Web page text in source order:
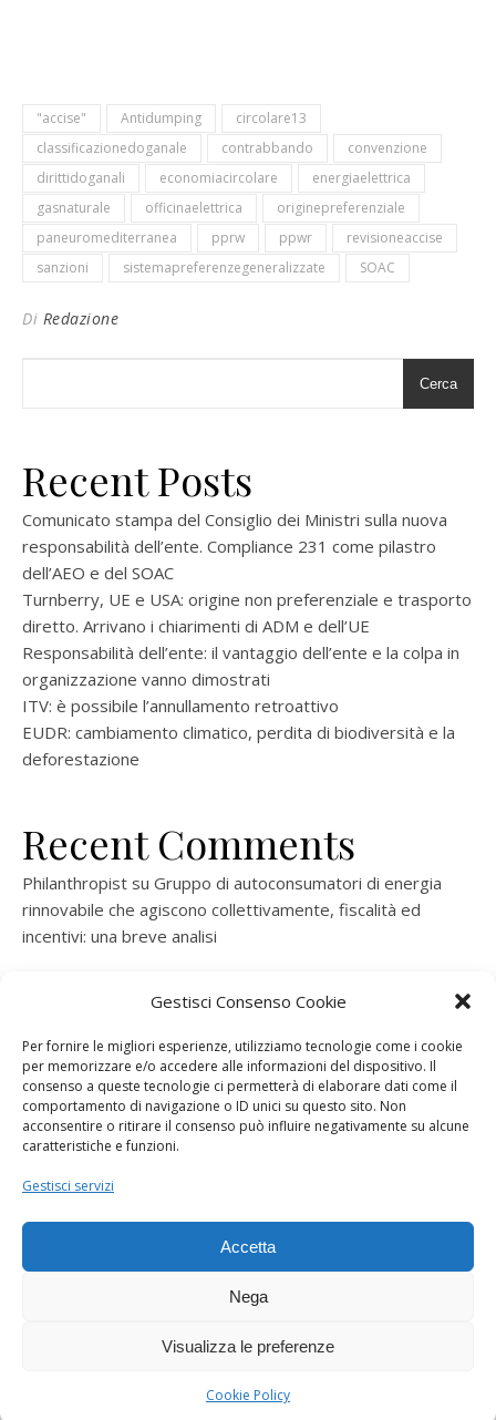
Gestisci Consenso Cookie
Per fornire le migliori esperienze, utilizziamo tecnologie come i cookie
per memorizzare e/o accedere alle informazioni del dispositivo. Il
consenso a queste tecnologie ci permetterà di elaborare dati come il
comportamento di navigazione o ID unici su questo sito. Non
acconsentire o ritirare il consenso può influire negativamente su alcune
caratteristiche e funzioni.
Gestisci servizi
Accetta
Nega
Visualizza le preferenze
Cookie Policy
"accise" Antidumping
circolare13
classificazionedoganale
contrabbando
convenzione
dirittidoganali
economiacircolare
energiaelettrica
gasnaturale
officinaelettrica
originepreferenziale
paneuromediterranea
pprw ppwr
revisioneaccise
sanzioni
sistemapreferenzegeneralizzate SOAC
Di Redazione
Cerca
Recent Posts
Comunicato stampa del Consiglio dei Ministri sulla nuova
responsabilità dell’ente. Compliance 231 come pilastro
dell’AEO e del SOAC
Turnberry, UE e USA: origine non preferenziale e trasporto
diretto. Arrivano i chiarimenti di ADM e dell’UE
Responsabilità dell’ente: il vantaggio dell’ente e la colpa in
organizzazione vanno dimostrati
ITV: è possibile l’annullamento retroattivo
EUDR: cambiamento climatico, perdita di biodiversità e la
deforestazione
Recent Comments
Philanthropist su Gruppo di autoconsumatori di energia
rinnovabile che agiscono collettivamente, fiscalità ed
incentivi: una breve analisi
rinnovabile che agiscono collettivamente, fiscalità ed
ramatogelsuGruppo di autoconsumatori di energia
rinnovabile che agiscono collettivamente, fiscalità ed
incentivi: una breve analisi
consorzio per la produzione di energia elettrica
Dogana Sostenibile 2026 ©
Ashe Tema di
WP Royal